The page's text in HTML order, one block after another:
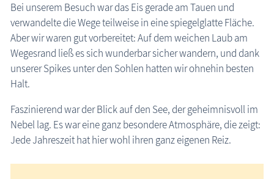
Wanderung im Nationalpark bei Lohme
Wanderung um den Herthasee
Wanderung zum Opferstein Quoltitz
Mäuseturm bei Klütz
Krakower See Rundweg
Garder See Rundweg
Langsee Wanderung
Insel Usedom: Wolgastsee
Bei unserem Besuch war das Eis gerade am Tauen und
verwandelte die Wege teilweise in eine spiegelglatte Fläche.
Aber wir waren gut vorbereitet: Auf dem weichen Laub am
Wegesrand ließ es sich wunderbar sicher wandern, und dank
unserer Spikes unter den Sohlen hatten wir ohnehin besten
Halt.
Faszinierend war der Blick auf den See, der geheimnisvoll im
Nebel lag. Es war eine ganz besondere Atmosphäre, die zeigt:
Jede Jahreszeit hat hier wohl ihren ganz eigenen Reiz.